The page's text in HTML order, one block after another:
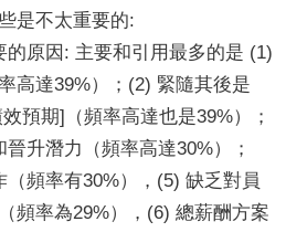
是不太重要的:
的原因: 主要和引用最多的是 (1)
高達39%）；(2) 緊隨其後是
預期]（頻率高達也是39%）；
升潛力（頻率高達30%）；
頻率有30%），(5) 缺乏對員
頻率為29%），(6) 總薪酬方案